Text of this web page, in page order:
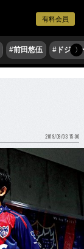
有料会員
#前田悠伍 #ドジャ
〉
2019/09/03 15:00